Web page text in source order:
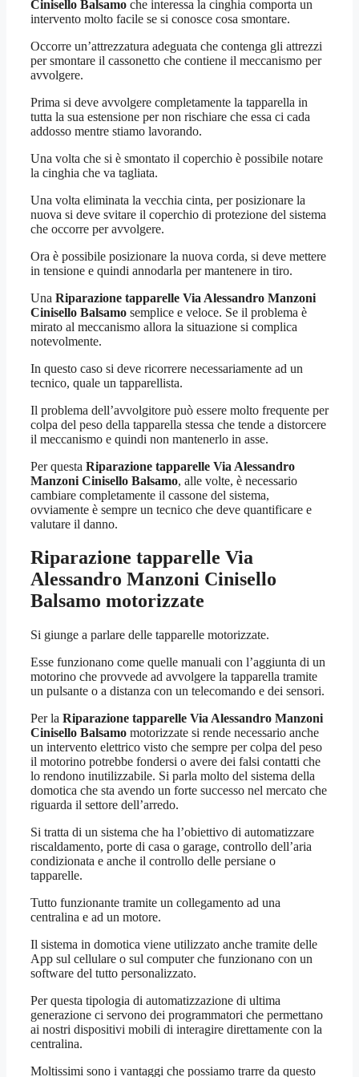
Cinisello Balsamo che interessa la cinghia comporta un
intervento molto facile se si conosce cosa smontare.
Occorre un’attrezzatura adeguata che contenga gli attrezzi
per smontare il cassonetto che contiene il meccanismo per
avvolgere.
Prima si deve avvolgere completamente la tapparella in
tutta la sua estensione per non rischiare che essa ci cada
addosso mentre stiamo lavorando.
Una volta che si è smontato il coperchio è possibile notare
la cinghia che va tagliata.
Una volta eliminata la vecchia cinta, per posizionare la
nuova si deve svitare il coperchio di protezione del sistema
che occorre per avvolgere.
Ora è possibile posizionare la nuova corda, si deve mettere
in tensione e quindi annodarla per mantenere in tiro.
Una Riparazione tapparelle Via Alessandro Manzoni
Cinisello Balsamo semplice e veloce. Se il problema è
mirato al meccanismo allora la situazione si complica
notevolmente.
In questo caso si deve ricorrere necessariamente ad un
tecnico, quale un tapparellista.
Il problema dell’avvolgitore può essere molto frequente per
colpa del peso della tapparella stessa che tende a distorcere
il meccanismo e quindi non mantenerlo in asse.
Per questa Riparazione tapparelle Via Alessandro
Manzoni Cinisello Balsamo, alle volte, è necessario
cambiare completamente il cassone del sistema,
ovviamente è sempre un tecnico che deve quantificare e
valutare il danno.
Riparazione tapparelle Via
Alessandro Manzoni Cinisello
Balsamo motorizzate
Si giunge a parlare delle tapparelle motorizzate.
Esse funzionano come quelle manuali con l’aggiunta di un
motorino che provvede ad avvolgere la tapparella tramite
un pulsante o a distanza con un telecomando e dei sensori.
Per la Riparazione tapparelle Via Alessandro Manzoni
Cinisello Balsamo motorizzate si rende necessario anche
un intervento elettrico visto che sempre per colpa del peso
il motorino potrebbe fondersi o avere dei falsi contatti che
lo rendono inutilizzabile. Si parla molto del sistema della
domotica che sta avendo un forte successo nel mercato che
riguarda il settore dell’arredo.
Si tratta di un sistema che ha l’obiettivo di automatizzare
riscaldamento, porte di casa o garage, controllo dell’aria
condizionata e anche il controllo delle persiane o
tapparelle.
Tutto funzionante tramite un collegamento ad una
centralina e ad un motore.
Il sistema in domotica viene utilizzato anche tramite delle
App sul cellulare o sul computer che funzionano con un
software del tutto personalizzato.
Per questa tipologia di automatizzazione di ultima
generazione ci servono dei programmatori che permettano
ai nostri dispositivi mobili di interagire direttamente con la
centralina.
Moltissimi sono i vantaggi che possiamo trarre da questo